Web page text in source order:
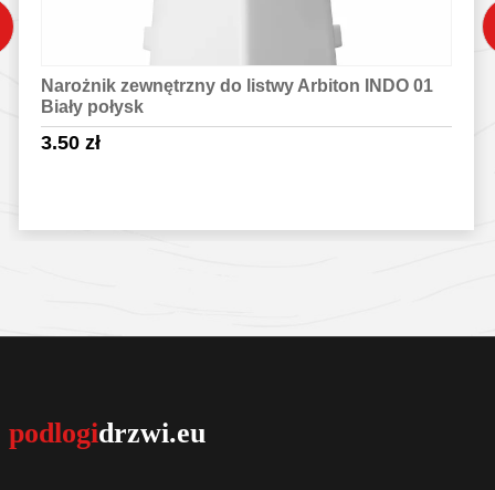
Narożnik zewnętrzny do listwy Arbiton INDO 01
Biały połysk
3.50 zł